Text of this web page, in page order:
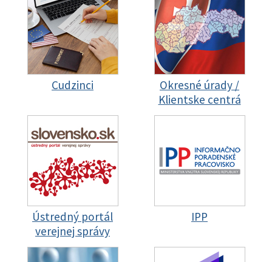
Cudzinci
Okresné úrady /
Klientske centrá
Ústredný portál
verejnej správy
IPP